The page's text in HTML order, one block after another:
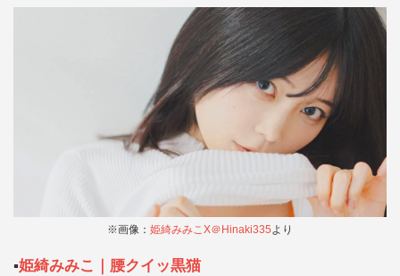
※画像： 姫綺みみこX＠Hinaki335より
▪️姫綺みみこ｜腰クイッ黒猫